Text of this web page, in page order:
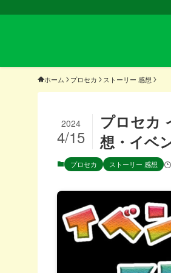
ホーム プロセカ ストーリー 感想
プロセカ
想・イベ
2024
4/15
プロセカ ストーリー 感想